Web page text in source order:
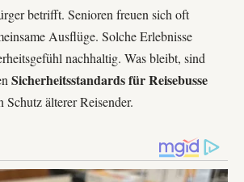
betrifft. Senioren freuen sich oft
Ausflüge. Solche Erlebnisse
nachhaltig. Was bleibt, sind
Sicherheitsstandards für Reisebusse
Schutz älterer Reisender.